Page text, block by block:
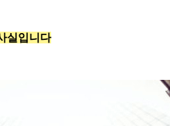
실입니다